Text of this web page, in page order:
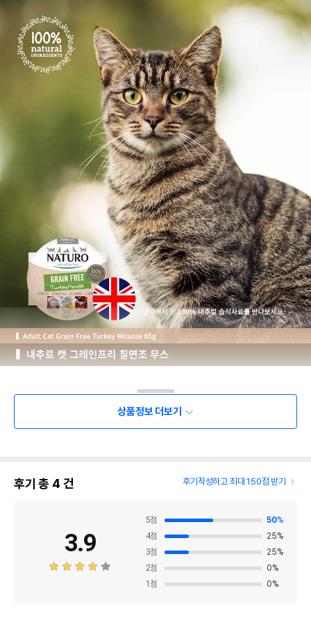
상품정보 더보기
후기 총 4 건 후기작성하고 최대 150점 받기
3.9
5점 50%
4점 25%
3점 25%
2점 0%
1 점 0%